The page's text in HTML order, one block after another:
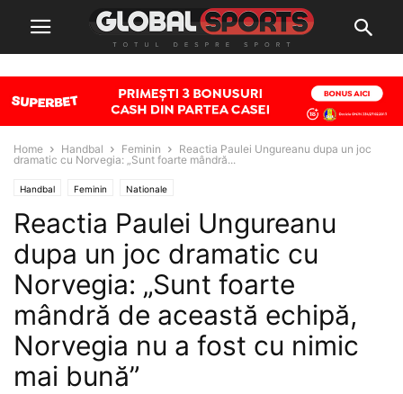
Home Handbal Feminin
Reactia Paulei Ungureanu dupa un joc
dramatic cu Norvegia: „Sunt foarte mândră...
Handbal Feminin Nationale
Reactia Paulei Ungureanu
dupa un joc dramatic cu
Norvegia: „Sunt foarte
mândră de această echipă,
Norvegia nu a fost cu nimic
mai bună”